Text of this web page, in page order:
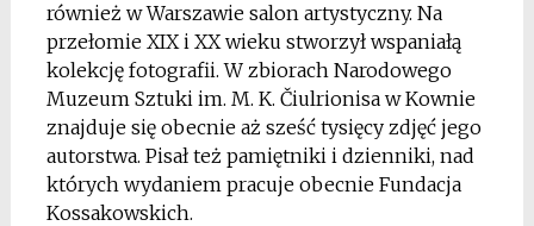
również w Warszawie salon artystyczny. Na
przełomie XIX i XX wieku stworzył wspaniałą
kolekcję fotografii. W zbiorach Narodowego
Muzeum Sztuki im. M. K. Čiulrionisa w Kownie
znajduje się obecnie aż sześć tysięcy zdjęć jego
autorstwa. Pisał też pamiętniki i dzienniki, nad
których wydaniem pracuje obecnie Fundacja
Kossakowskich.